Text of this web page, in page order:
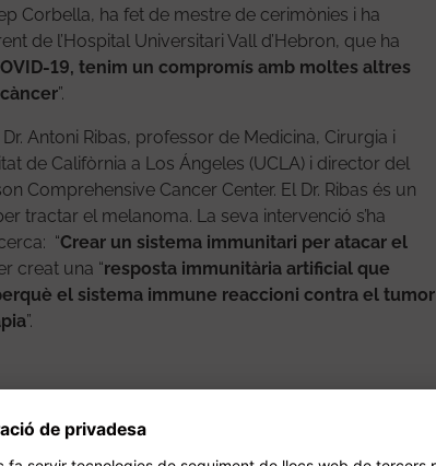
Corbella, ha fet de mestre de cerimònies i ha
de l’Hospital Universitari Vall d’Hebron, que ha
19, tenim un compromís amb moltes altres
”.
Antoni Ribas, professor de Medicina, Cirurgia i
de Califòrnia a Los Ángeles (UCLA) i director del
Comprehensive Cancer Center. El Dr. Ribas és un
tractar el melanoma. La seva intervenció s’ha
“Crear un sistema immunitari per atacar el
creat una “resposta immunitària artificial que
el sistema immune reaccioni contra el tumor
”.
recerca del càncer
taules rodones de la Jornada: “Com ha afectat la